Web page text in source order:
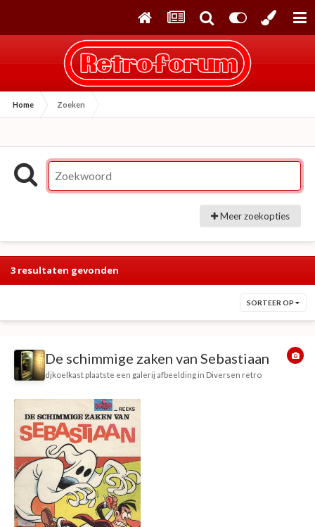
Home Zoeken
Meer zoekopties
3 resultaten gevonden
SORTEER OP
De schimmige zaken van Sebastiaan
djkoelkast plaatste een galerij afbeelding in Diversen retro